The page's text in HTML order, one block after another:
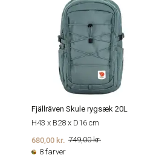
Fjällräven Skule rygsæk 20L
H43 x B28 x D16 cm
749,00 kr.
680,00 kr.
8 farver